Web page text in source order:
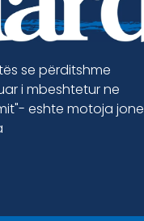
se përditshme
i mbeshtetur ne
eshte motoja jone